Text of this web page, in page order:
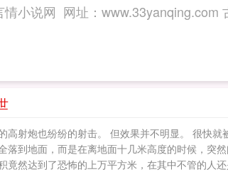
高射炮也纷纷的射击。 但效果并不明显。 很快
到地面，而是在离地面十几米高度的时候，突
然达到了恐怖的上万平方米，在其中不管的人